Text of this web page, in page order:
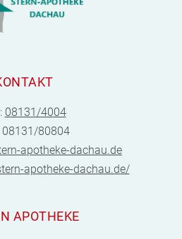
08131/4004
08131/80804
apotheke-dachau.de
apotheke-dachau.de/
APOTHEKE